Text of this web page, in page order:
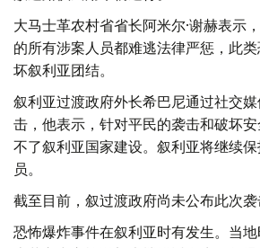
大马士革农村省省长阿米尔·谢赫表示
的所有涉案人员都难逃法律严惩，此
坏叙利亚团结。
叙利亚过渡政府外长希巴尼通过社交
击，他表示，针对平民的袭击和破坏
不了叙利亚国家建设。叙利亚将继续
员。
截至目前，叙过渡政府尚未公布此次袭
恐怖爆炸事件在叙利亚时有发生。当